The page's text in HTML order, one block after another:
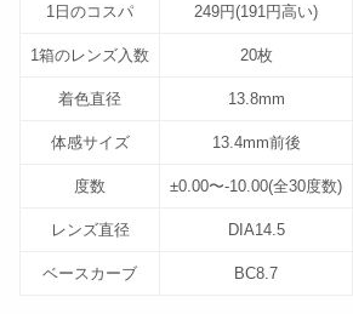
1日のコスパ 249円(191円高い)
1箱のレンズ入数 20枚
着色直径 13.8mm
体感サイズ 13.4mm前後
度数 ±0.00〜-10.00(全30度数)
レンズ直径 DIA14.5
ベースカーブ BC8.7